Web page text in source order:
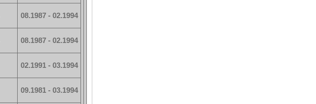
08.1987 - 02.1994
08.1987 - 02.1994
02.1991 - 03.1994
09.1981 - 03.1994